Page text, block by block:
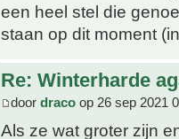
een heel stel die
staan op dit moment
Re: Winterharde
door draco op 26 sep 2021
Als ze wat groter zijn